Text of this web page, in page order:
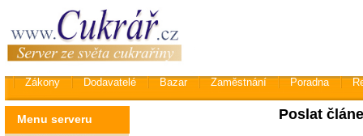
Zákony Dodavatelé Bazar Zaměstnání Poradna
Menu serveru Poslat